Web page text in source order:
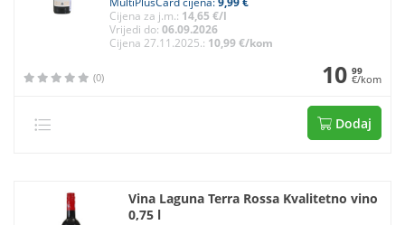
Cijena za j.m.: 14,65 €/l
Vrijedi do:06.09.2026
Cijena 27.11.2025.: 10,99 €/kom
(0) 10 99
€/kom
Dodaj
Vina Laguna Terra Rossa Kvalitetno vino
0,75 l